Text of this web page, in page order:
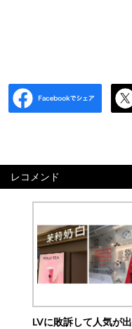
レコメンド
LVに敗訴して人気が出